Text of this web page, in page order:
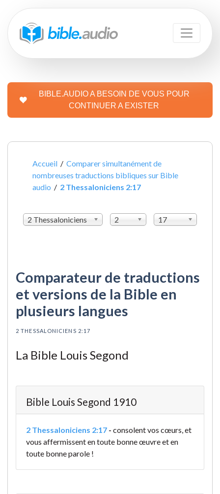
BIBLE.AUDIO A BESOIN DE VOUS POUR
CONTINUER A EXISTER
Accueil /Comparer simultanément de
nombreuses traductions bibliques sur Bible
audio / 2 Thessaloniciens 2:17
2 Thessaloniciens 2 17
Comparateur de traductions
et versions de la Bible en
plusieurs langues
2 THESSALONICIENS 2:17
La Bible Louis Segond
Bible Louis Segond 1910
2 Thessaloniciens 2:17 - consolent vos cœurs, et
vous affermissent en toute bonne œuvre et en
toute bonne parole !